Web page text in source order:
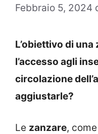
Febbraio 5, 2024
L’obiettivo di
l’accesso agli
circolazione
aggiustarle?
Le zanzare,